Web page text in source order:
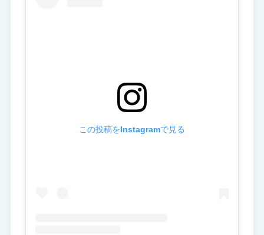
この投稿をInstagramで見る